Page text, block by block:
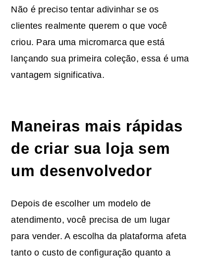
Não é preciso tentar adivinhar se os
clientes realmente querem o que você
criou. Para uma micromarca que está
lançando sua primeira coleção, essa é uma
vantagem significativa.
Maneiras mais rápidas
de criar sua loja sem
um desenvolvedor
Depois de escolher um modelo de
atendimento, você precisa de um lugar
para vender. A escolha da plataforma afeta
tanto o custo de configuração quanto a